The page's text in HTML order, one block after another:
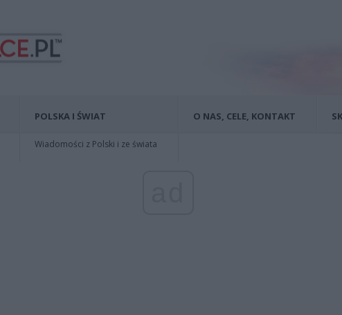
POLSKA I ŚWIAT
Wiadomości z Polski i ze świata
O NAS, CELE, KONTAKT